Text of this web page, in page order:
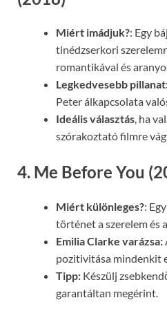
Miért imádjuk?: Egy
tinédzserkori
romantikával és
Legkedvesebb
Peter álkapcsolata
Ideális választás, ha
szórakoztató filmre
4. Me Before You
Miért különleges?:
történet a szerelem és
Emilia Clarke varázsa:
pozitivitása mindenkit
Tipp: Készülj
garantáltan megérint.